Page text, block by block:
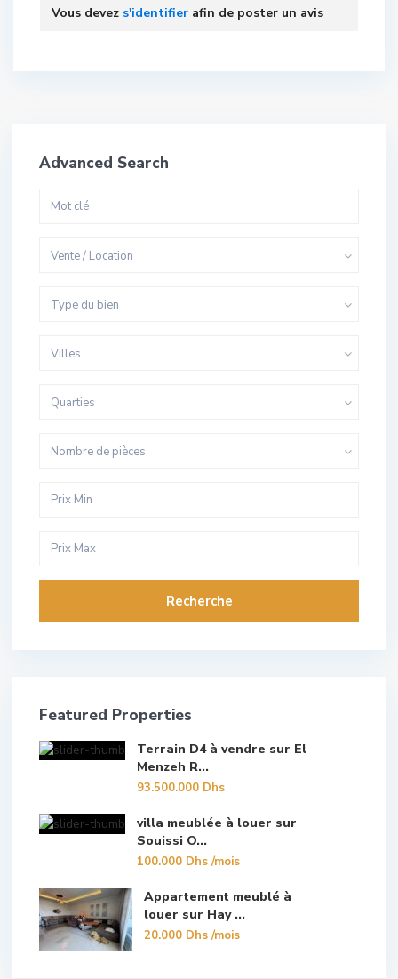
Vous devez s'identifier afin de poster un avis
Advanced Search
Vente / Location
Type du bien
Villes
Quarties
Nombre de pièces
Recherche
Featured Properties
Terrain D4 à vendre sur El
Menzeh R...
93.500.000 Dhs
villa meublée à louer sur
Souissi O...
100.000 Dhs/mois
Appartement meublé à
louer sur Hay ...
20.000 Dhs/mois